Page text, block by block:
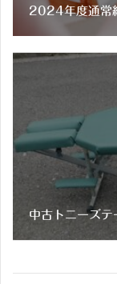
2024年度通常
中古トニーズテ